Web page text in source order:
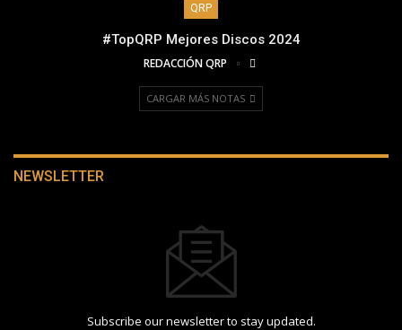
QRP
#TopQRP Mejores Discos 2024
REDACCIÓN QRP
CARGAR MÁS NOTAS
NEWSLETTER
Subscribe our newsletter to stay updated.